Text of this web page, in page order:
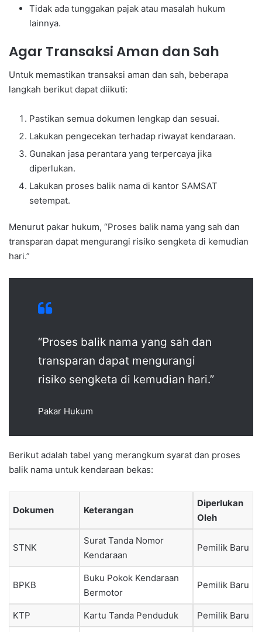
Tidak ada tunggakan pajak atau masalah hukum
lainnya.
Agar Transaksi Aman dan Sah
Untuk memastikan transaksi aman dan sah, beberapa
langkah berikut dapat diikuti:
Pastikan semua dokumen lengkap dan sesuai.
Lakukan pengecekan terhadap riwayat kendaraan.
Gunakan jasa perantara yang terpercaya jika
diperlukan.
Lakukan proses balik nama di kantor SAMSAT
setempat.
Menurut pakar hukum, “Proses balik nama yang sah dan
transparan dapat mengurangi risiko sengketa di kemudian
hari.”
“Proses balik nama yang sah dan
transparan dapat mengurangi
risiko sengketa di kemudian hari.”
Pakar Hukum
Berikut adalah tabel yang merangkum syarat dan proses
balik nama untuk kendaraan bekas:
Dokumen Keterangan
Diperlukan
Oleh
STNK
Surat Tanda Nomor
Kendaraan
Pemilik Baru
BPKB
Buku Pokok Kendaraan
Bermotor
Pemilik Baru
KTP Kartu Tanda Penduduk Pemilik Baru